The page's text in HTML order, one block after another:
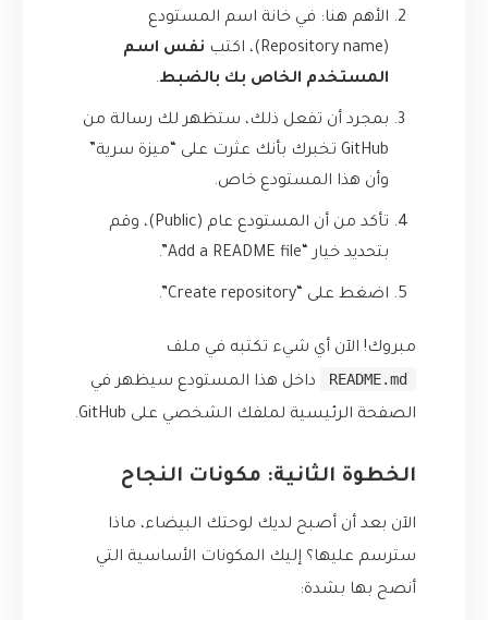
الأهم هنا: في خانة اسم المستودع
(Repository name)، اكتب
نفس اسم
المستخدم الخاص بك بالضبط.
بمجرد أن تفعل ذلك، ستظهر لك رسالة من
GitHub تخبرك بأنك عثرت على “ميزة سرية”
وأن هذا المستودع خاص.
تأكد من أن المستودع عام (Public)، وقم
بتحديد خيار “Add a README file”.
اضغط على “Create repository”.
مبروك! الآن أي شيء تكتبه في ملف
README.md
داخل هذا المستودع سيظهر في
الصفحة الرئيسية لملفك الشخصي على GitHub.
الخطوة الثانية: مكونات النجاح
الآن بعد أن أصبح لديك لوحتك البيضاء، ماذا
سترسم عليها؟ إليك المكونات الأساسية التي
أنصح بها بشدة: